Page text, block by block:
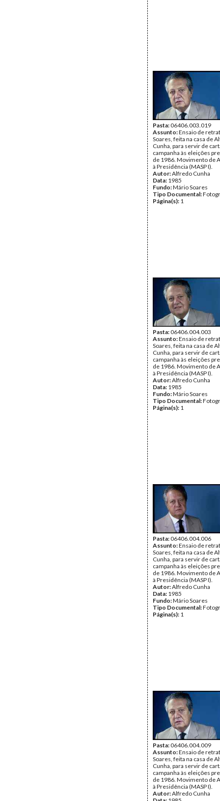
Pasta:06406.003.019
Assunto:Ensaio de
Soares, feita na casa de
Cunha, para servir de
campanha às eleições
de 1986. Movimento de
à Presidência (MASP I).
Autor:Alfredo Cunha
Data: 1985
Fundo:Mário Soares
Tipo Documental:
Página(s): 1
Pasta:06406.004.003
Assunto:Ensaio de
Soares, feita na casa de
Cunha, para servir de
campanha às eleições
de 1986. Movimento de
à Presidência (MASP I).
Autor:Alfredo Cunha
Data: 1985
Fundo:Mário Soares
Tipo Documental:
Página(s): 1
Pasta:06406.004.006
Assunto:Ensaio de
Soares, feita na casa de
Cunha, para servir de
campanha às eleições
de 1986. Movimento de
à Presidência (MASP I).
Autor:Alfredo Cunha
Data: 1985
Fundo:Mário Soares
Tipo Documental:
Página(s): 1
Pasta:06406.004.009
Assunto:Ensaio de
Soares, feita na casa de
Cunha, para servir de
campanha às eleições
de 1986. Movimento de
à Presidência (MASP I).
Autor:Alfredo Cunha